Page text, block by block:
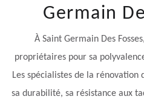
Germain
À Saint Germain Des
propriétaires pour sa
Les spécialistes de la rénovation
sa durabilité, sa résistance aux